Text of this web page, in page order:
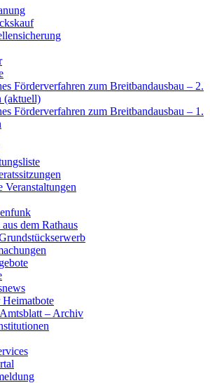
Förderverfahren zum Breitbandausbau – 2.
(aktuell)
Förderverfahren zum Breitbandausbau – 1.
Veranstaltungen
dem Rathaus
Heimatbote
– Archiv